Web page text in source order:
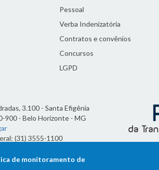
Pessoal
Verba Indenizatória
Contratos e convênios
Concursos
LGPD
3.100 - Santa Efigênia
900 - Belo Horizonte - MG
(31) 3555-1100
de monitoramento de